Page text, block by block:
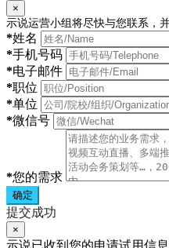
×
示说运营小组将尽快与您联系，
*姓名
*手机号码
*电子邮件
*职位
*单位
*微信号
*您的需求
确定
提交成功
×